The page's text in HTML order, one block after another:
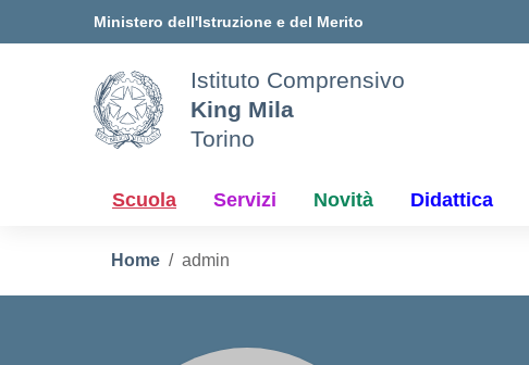
Vai ai contenuti
Vai al menu di navigazioneMinistero dell'Istruzione e del Merito
Istituto Comprensivo
King Mila
Torino
Scuola Servizi Novità Didattica
Home admin